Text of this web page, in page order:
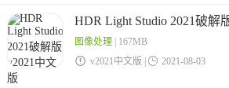
HDR Light Studio 2021破解
图像处理| 167MB
 v2021中文版 |  2021-08-03